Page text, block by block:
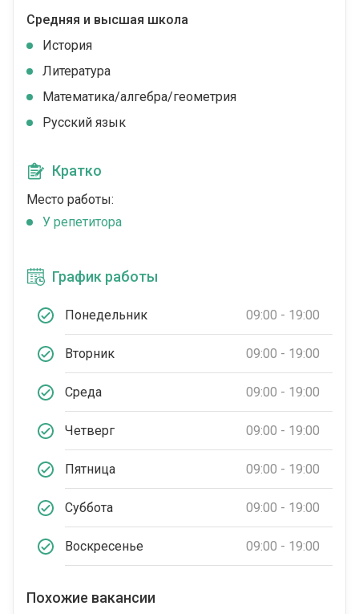
Средняя и высшая школа
История
Литература
Математика/алгебра/геометрия
Русский язык
Кратко
Место работы:
У репетитора
График работы
Понедельник 09:00 - 19:00
Вторник 09:00 - 19:00
Среда 09:00 - 19:00
Четверг 09:00 - 19:00
Пятница 09:00 - 19:00
Суббота 09:00 - 19:00
Воскресенье 09:00 - 19:00
Похожие вакансии